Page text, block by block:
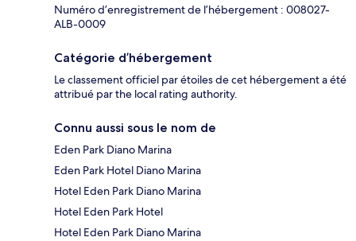
Numéro d’enregistrement de l’hébergement : 008027-
ALB-0009
Catégorie d’hébergement
Le classement officiel par étoiles de cet hébergement a été
attribué par the local rating authority.
Connu aussi sous le nom de
Eden Park Diano Marina
Eden Park Hotel Diano Marina
Hotel Eden Park Diano Marina
Hotel Eden Park Hotel
Hotel Eden Park Diano Marina